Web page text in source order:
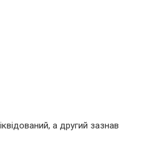
а другий зазнав